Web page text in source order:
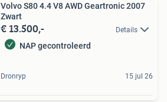
Volvo S80 4.4 V8 AWD Geartronic 2007
Zwart
€ 13.500,- Details
NAP gecontroleerd
Dronryp 15 jul 26